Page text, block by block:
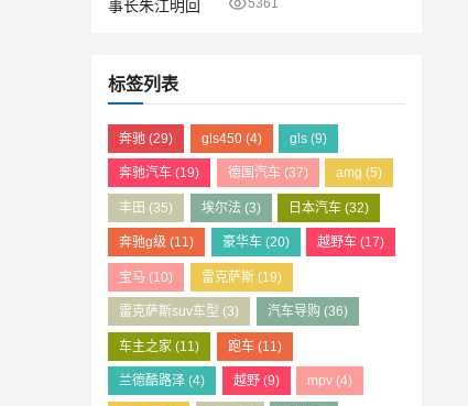
5361
标签列表
奔驰 (29) gls450(4) gls (9)
奔驰汽车 (19) 德国汽车(37) amg (5)
丰田 (35) 埃尔法(3) 日本汽车 (32)
奔驰g级 (11) 豪华车(20) 越野车 (17)
宝马 (10) 雷克萨斯(19)
雷克萨斯suv车型 (3) 汽车导购 (36)
车主之家 (11) 跑车(11)
兰德酷路泽 (4) 越野(9) mpv (4)